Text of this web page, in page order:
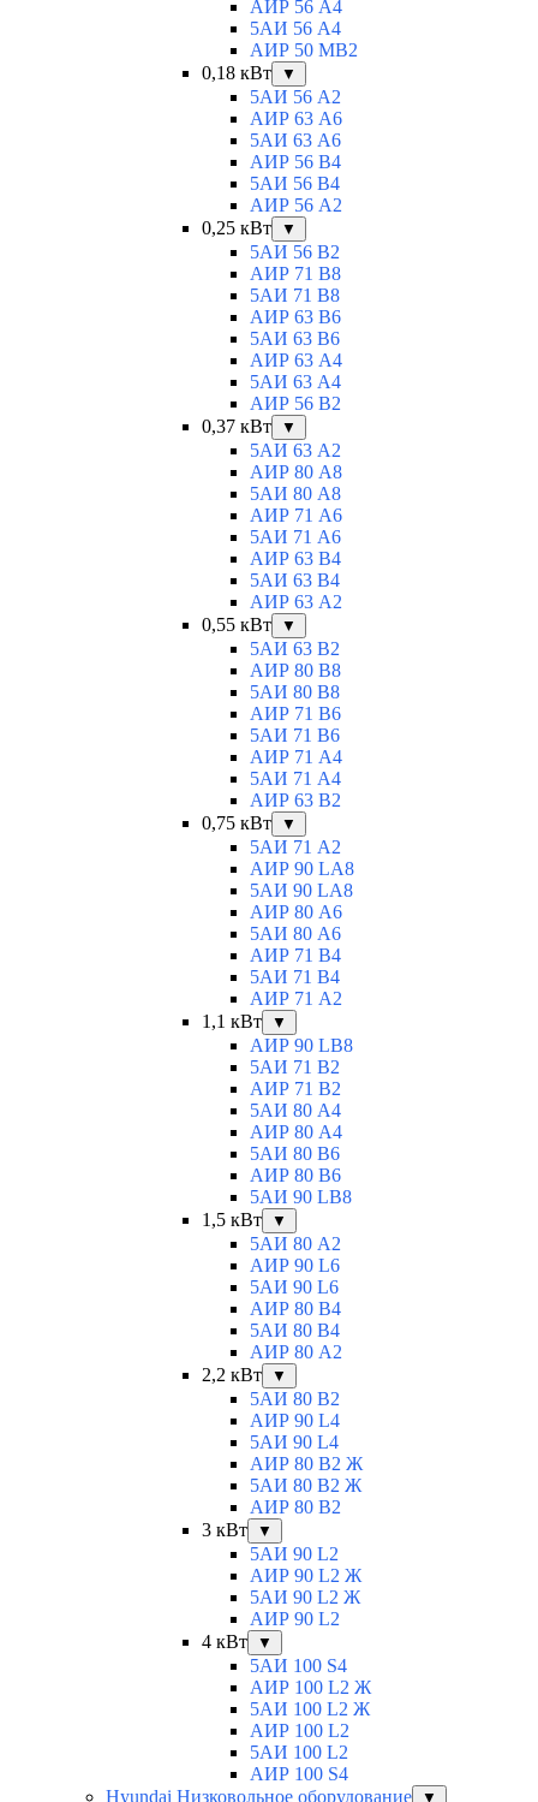
АИР 56 А4
5АИ 56 A4
АИР 50 МВ2
0,18 кВт
▼
5АИ 56 A2
АИР 63 А6
5АИ 63 A6
АИР 56 В4
5АИ 56 В4
АИР 56 А2
0,25 кВт
▼
5АИ 56 B2
АИР 71 В8
5АИ 71 B8
АИР 63 B6
5АИ 63 B6
АИР 63 А4
5АИ 63 A4
АИР 56 В2
0,37 кВт
▼
5АИ 63 A2
АИР 80 А8
5АИ 80 A8
АИР 71 А6
5АИ 71 A6
АИР 63 B4
5АИ 63 B4
АИР 63 А2
0,55 кВт
▼
5АИ 63 B2
АИР 80 B8
5АИ 80 В8
АИР 71 В6
5АИ 71 B6
АИР 71 А4
5АИ 71 A4
АИР 63 B2
0,75 кВт
▼
5АИ 71 A2
АИР 90 LA8
5АИ 90 LA8
АИР 80 А6
5АИ 80 A6
АИР 71 В4
5АИ 71 B4
АИР 71 A2
1,1 кВт
▼
АИР 90 LB8
5АИ 71 B2
АИР 71 В2
5АИ 80 A4
АИР 80 А4
5АИ 80 В6
АИР 80 B6
5АИ 90 LB8
1,5 кВт
▼
5АИ 80 A2
АИР 90 L6
5АИ 90 L6
АИР 80 B4
5АИ 80 B4
АИР 80 А2
2,2 кВт
▼
5АИ 80 B2
АИР 90 L4
5АИ 90 L4
АИР 80 В2 Ж
5АИ 80 В2 Ж
АИР 80 B2
3 кВт
▼
5АИ 90 L2
АИР 90 L2 Ж
5АИ 90 L2 Ж
АИР 90 L2
4 кВт
▼
5АИ 100 S4
АИР 100 L2 Ж
5АИ 100 L2 Ж
АИР 100 L2
5АИ 100 L2
АИР 100 S4
Hyundai Низковольное оборудование
▼